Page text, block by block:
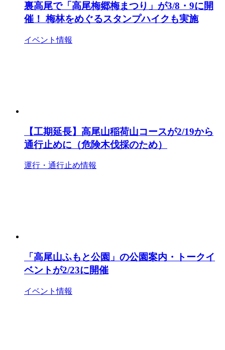
裏高尾で「高尾梅郷梅まつり」が3/8・9に開
催！ 梅林をめぐるスタンプハイクも実施
イベント情報
【工期延長】高尾山稲荷山コースが2/19から
通行止めに（危険木伐採のため）
運行・通行止め情報
「高尾山ふもと公園」の公園案内・トークイ
ベントが2/23に開催
イベント情報